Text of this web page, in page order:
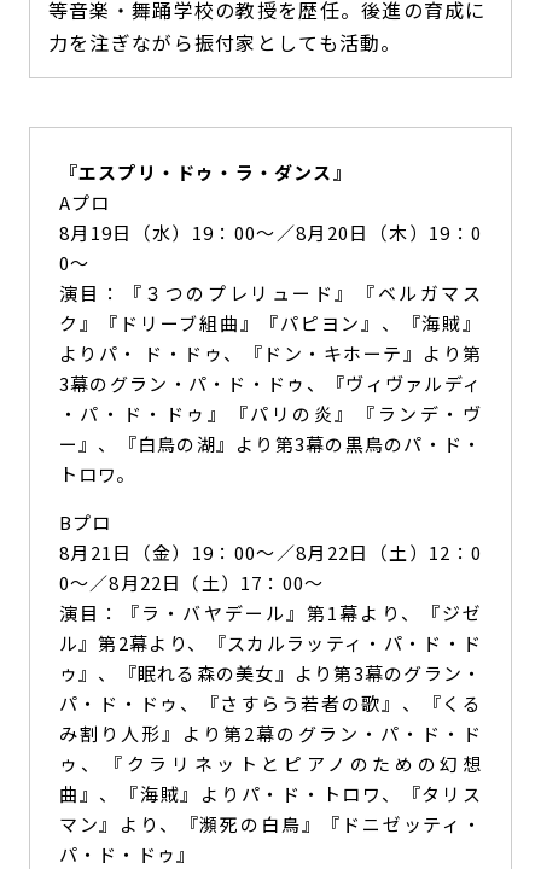
等音楽・舞踊学校の教授を歴任。後進の育成に
力を注ぎながら振付家としても活動。
『エスプリ・ドゥ・ラ・ダンス』
Aプロ
8月19日（水）19：00～／8月20日（木）19：0
0～
演目：『３つのプレリュード』『ベルガマス
ク』『ドリーブ組曲』『パピヨン』、『海賊』
よりパ・ ド・ドゥ、『ドン・キホーテ』より第
3幕のグラン・パ・ド・ドゥ、『ヴィヴァルディ
・パ・ド・ドゥ』『パリの炎』『ランデ・ヴ
ー』、『白鳥の湖』より第3幕の黒鳥のパ・ド・
トロワ。
Bプロ
8月21日（金）19：00～／8月22日（土）12：0
0～／8月22日（土）17：00～
演目：『ラ・バヤデール』第1幕より、『ジゼ
ル』第2幕より、『スカルラッティ・パ・ド・ド
ゥ』、『眠れる森の美女』より第3幕のグラン・
パ・ド・ドゥ、『さすらう若者の歌』、『くる
み割り人形』より第2幕のグラン・パ・ド・ド
ゥ、『クラリネットとピアノのための幻想
曲』、『海賊』よりパ・ド・トロワ、『タリス
マン』より、『瀕死の白鳥』『ドニゼッティ・
パ・ド・ドゥ』